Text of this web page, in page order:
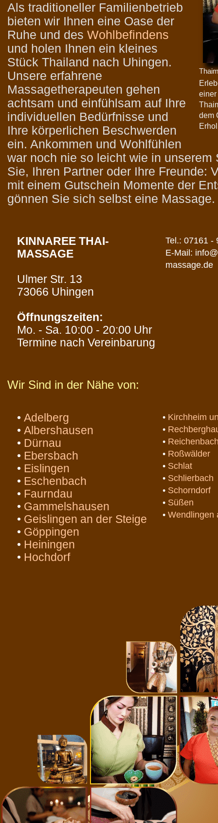
dem
Als traditioneller Familienbetrieb
bieten wir Ihnen eine Oase der
Ruhe und des Wohlbefindens
und holen Ihnen ein kleines
Stück Thailand nach Uhingen.
Unsere erfahrene
Massagetherapeuten gehen
achtsam und einfühlsam auf Ihre
individuellen Bedürfnisse und
Ihre körperlichen Beschwerden
ein. Ankommen und Wohlfühlen
war noch nie so leicht wie in unserem
Sie, Ihren Partner oder Ihre Freunde:
mit einem Gutschein Momente der
gönnen Sie sich selbst eine Massage.
KINNAREE THAI-
MASSAGE
Ulmer Str. 13
73066 Uhingen
Öffnungszeiten:
Mo. - Sa. 10:00 - 20:00 Uhr
Termine nach Vereinbarung
Tel.: 07161 -
E-Mail:
massage.de
Wir Sind in der Nähe von:
• Adelberg
• Albershausen
• Dürnau
• Ebersbach
• Eislingen
• Eschenbach
• Faurndau
• Gammelshausen
• Geislingen an der Steige
• Göppingen
• Heiningen
• Hochdorf
• Kirchheim
•
•
• Roßwälder
• Schlat
• Schlierbach
• Schorndorf
• Süßen
• Wendlingen